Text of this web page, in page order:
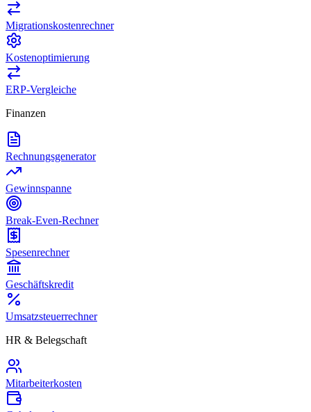
Migrationskostenrechner
Kostenoptimierung
ERP-Vergleiche
Finanzen
Rechnungsgenerator
Gewinnspanne
Break-Even-Rechner
Spesenrechner
Geschäftskredit
Umsatzsteuerrechner
HR & Belegschaft
Mitarbeiterkosten